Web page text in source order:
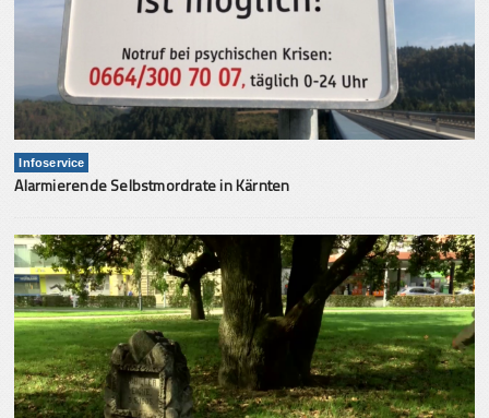
Infoservice
Alarmierende Selbstmordrate in Kärnten